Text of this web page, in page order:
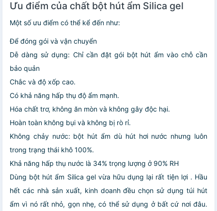
Ưu điểm của chất bột hút ẩm Silica gel
Một số ưu điểm có thể kể đến như:
Để đóng gói và vận chuyển
Dễ dàng sử dụng: Chỉ cần đặt gói bột hút ẩm vào chỗ cần
bảo quản
Chắc và độ xốp cao.
Có khả năng hấp thụ độ ẩm mạnh.
Hóa chất trơ, không ăn mòn và không gây độc hại.
Hoàn toàn không bụi và không bị rò rỉ.
Không chảy nước: bột hút ẩm dù hút hơi nước nhưng luôn
trong trạng thái khô 100%.
Khả năng hấp thụ nước là 34% trọng lượng ở 90% RH
Dùng bột hút ẩm Silica gel vừa hữu dụng lại rất tiện lợi . Hầu
hết các nhà sản xuất, kinh doanh đều chọn sử dụng túi hút
ẩm vì nó rất nhỏ, gọn nhẹ, có thể sử dụng ở bất cứ nơi đâu.